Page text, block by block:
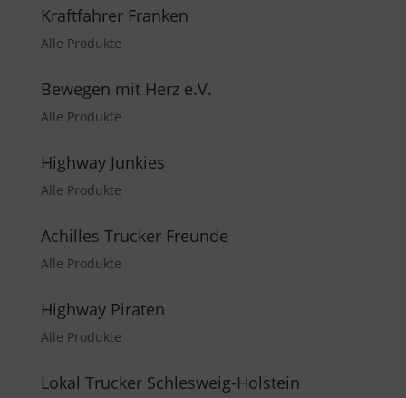
Kraftfahrer Franken
Alle Produkte
Bewegen mit Herz e.V.
Alle Produkte
Highway Junkies
Alle Produkte
Achilles Trucker Freunde
Alle Produkte
Highway Piraten
Alle Produkte
Lokal Trucker Schlesweig-Holstein